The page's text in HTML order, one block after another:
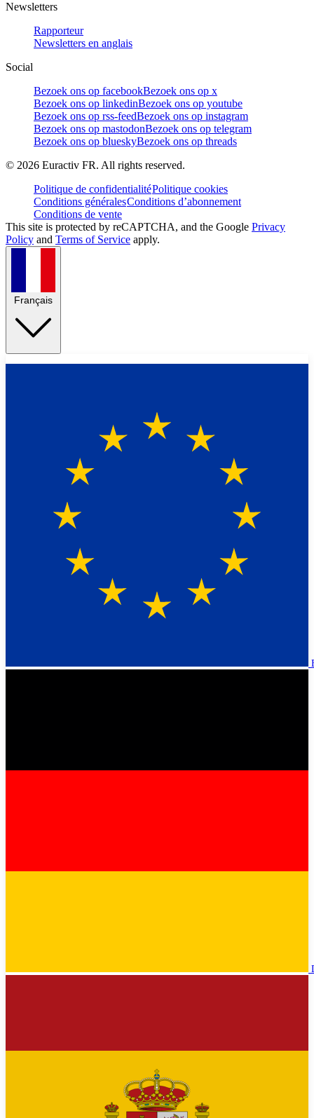
Newsletters
Rapporteur
Newsletters en anglais
Social
Bezoek ons op facebookBezoek ons op x
Bezoek ons op linkedinBezoek ons op youtube
Bezoek ons op rss-feedBezoek ons op instagram
Bezoek ons op mastodonBezoek ons op telegram
Bezoek ons op blueskyBezoek ons op threads
© 2026 Euractiv FR. All rights reserved.
Politique de confidentialitéPolitique cookies
Conditions généralesConditions d’abonnement
Conditions de vente
This site is protected by reCAPTCHA, and the Google Privacy
Policy and Terms of Service apply.
Français